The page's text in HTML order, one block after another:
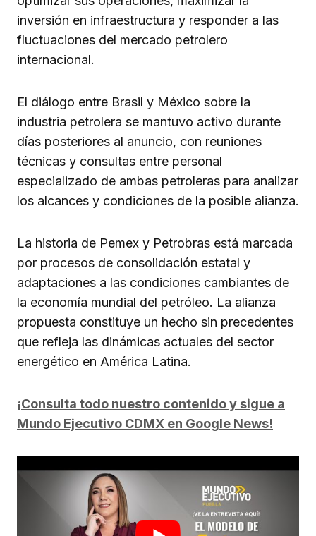
inversión en infraestructura y responder a las
fluctuaciones del mercado petrolero
internacional.
El diálogo entre Brasil y México sobre la
industria petrolera se mantuvo activo durante
días posteriores al anuncio, con reuniones
técnicas y consultas entre personal
especializado de ambas petroleras para analizar
los alcances y condiciones de la posible alianza.
La historia de Pemex y Petrobras está marcada
por procesos de consolidación estatal y
adaptaciones a las condiciones cambiantes de
la economía mundial del petróleo. La alianza
propuesta constituye un hecho sin precedentes
que refleja las dinámicas actuales del sector
energético en América Latina.
¡Consulta todo nuestro contenido y sigue a
Mundo Ejecutivo CDMX en Google News!